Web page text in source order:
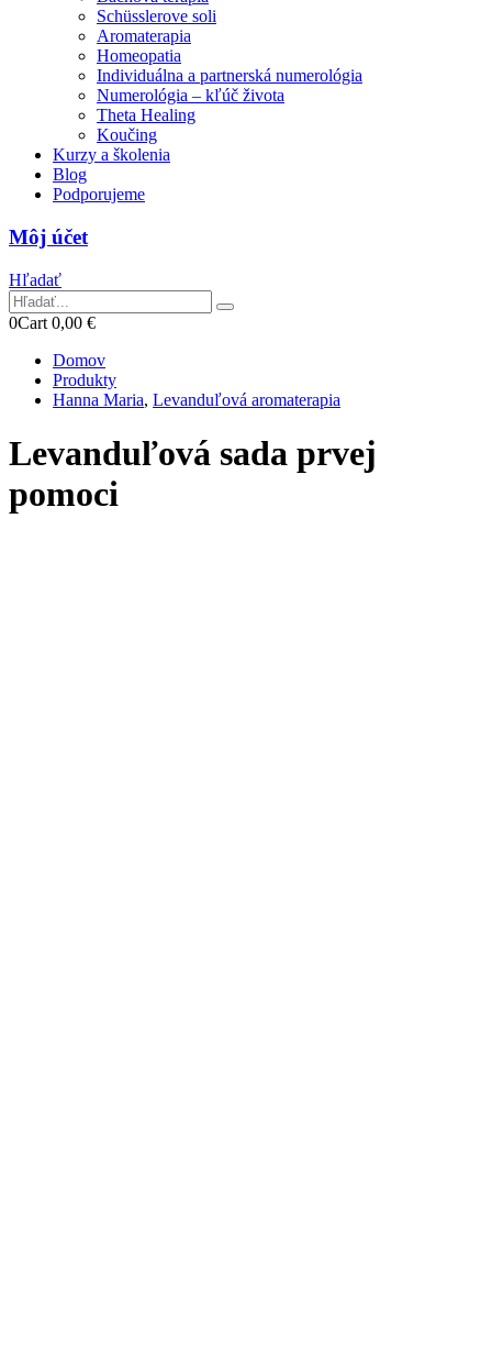
Schüsslerove soli
Aromaterapia
Homeopatia
Individuálna a partnerská numerológia
Numerológia – kľúč života
Theta Healing
Koučing
Kurzy a školenia
Blog
Podporujeme
Môj účet
Hľadať
0Cart 0,00 €
Domov
Produkty
Hanna Maria, Levanduľová aromaterapia
Levanduľová sada prvej
pomoci